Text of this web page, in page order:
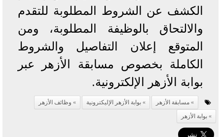
الكشف عن الشروط المطلوبة للتقدم
والالتحاق بالوظيفة المطلوبة، ومن
المتوقع إعلان التفاصيل والشروط
الكاملة بخصوص مسابقة الأزهر عبر
بوابة الأزهر الإلكترونية.
مسابقة الأزهر بوابة الأزهر الإليكترونية
وظائف الأزهر
بوابة الأزهر